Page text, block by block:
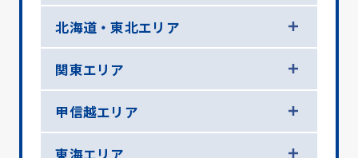
北海道・東北エリア
関東エリア
甲信越エリア
東海エリア